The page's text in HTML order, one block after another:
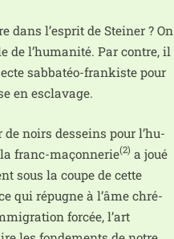
dans l’es­prit de Steiner ? On
de l’hu­ma­ni­té. Par contre, il
sab­ba­téo-fran­kiste pour
en esclavage.
de noirs des­seins pour l’hu­
franc-maçon­ne­rie(2) a joué
sous la coupe de cette
qui répugne à l’âme chré­
for­cée, l’art